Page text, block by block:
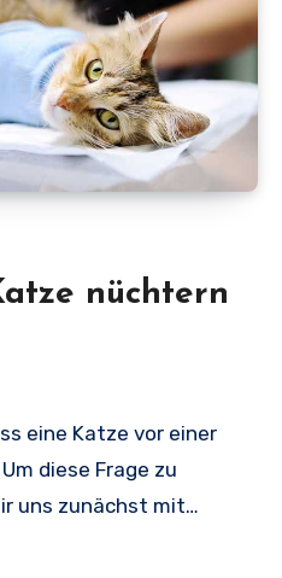
nüchtern
diese Frage zu
uns zunächst mit…